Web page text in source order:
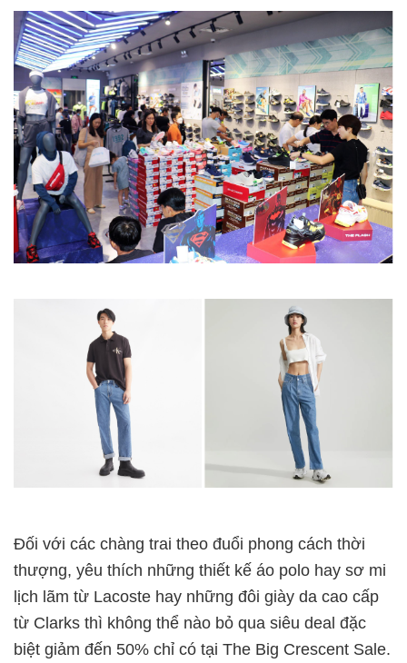
Đối với các chàng trai theo đuổi phong cách thời
thượng, yêu thích những thiết kế áo polo hay sơ mi
lịch lãm từ Lacoste hay những đôi giày da cao cấp
từ Clarks thì không thể nào bỏ qua siêu deal đặc
biệt giảm đến 50% chỉ có tại The Big Crescent Sale.